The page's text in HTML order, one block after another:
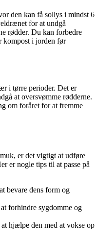
den kan få sollys i mindst 6
for at undgå
rødder. Du kan forbedre
kompost i jorden før
i tørre perioder. Det er
at oversvømme rødderne.
om foråret for at fremme
er det vigtigt at udføre
er nogle tips til at passe på
bevare dens form og
forhindre sygdomme og
hjælpe den med at vokse op